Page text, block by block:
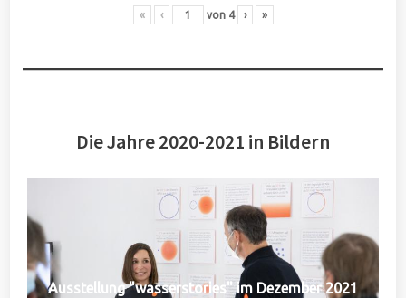
« ‹ von 4 › »
Die Jahre 2020-2021 in Bildern
Ausstellung "wasserstories" im Dezember 2021